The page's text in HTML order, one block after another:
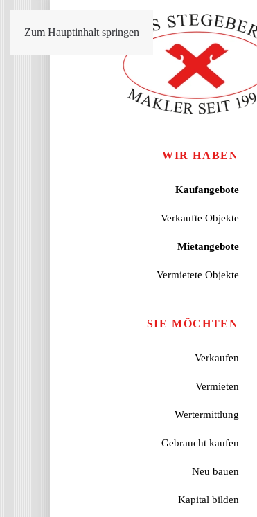
Zum Hauptinhalt springen
WIR HABEN
Kaufangebote
Verkaufte Objekte
Mietangebote
Vermietete Objekte
SIE MÖCHTEN
Verkaufen
Vermieten
Wertermittlung
Gebraucht kaufen
Neu bauen
Kapital bilden